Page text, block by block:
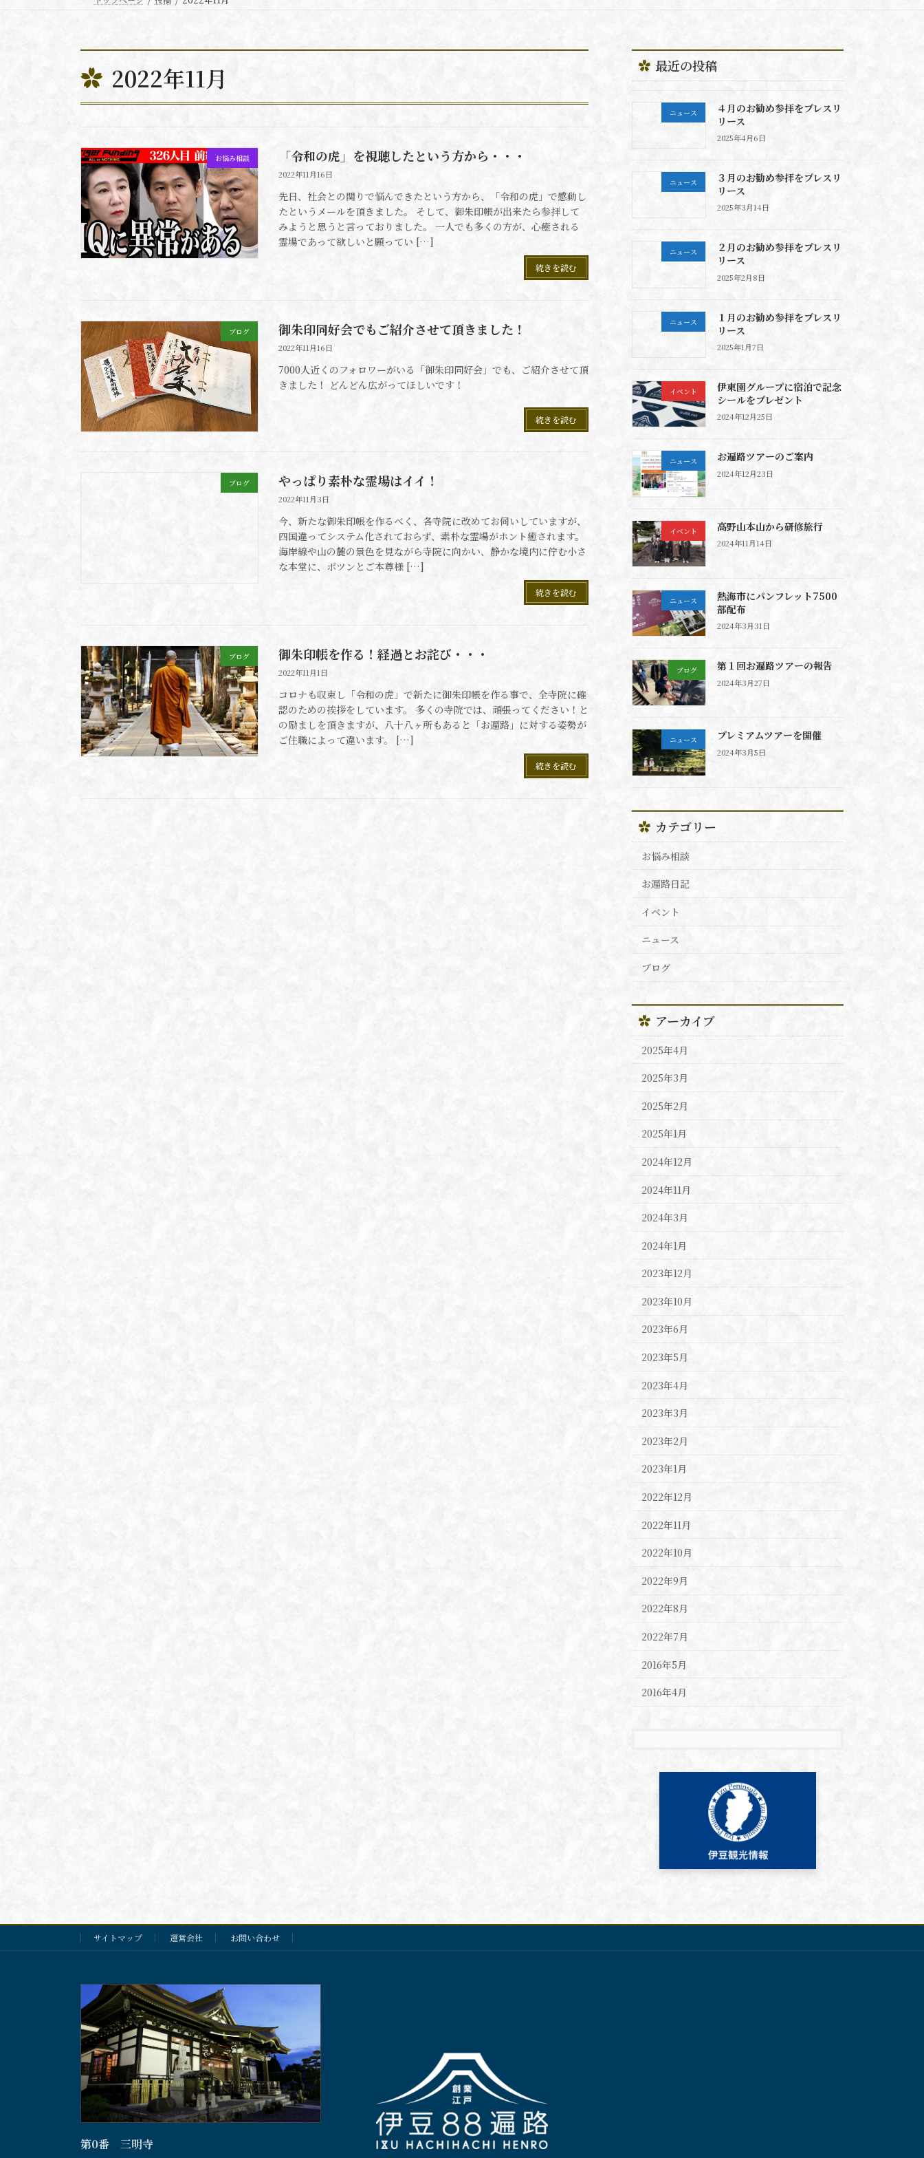
2022年11月
お悩み相談 「令和の虎」を視聴したという方から・・・
2022年11月16日
先日、社会との関りで悩んできたという方から、「令和の虎」で感動し
たというメールを頂きました。 そして、御朱印帳が出来たら参拝して
みようと思うと言っておりました。 一人でも多くの方が、心癒される
霊場であって欲しいと願ってい […]
続きを読む
ブログ 御朱印同好会でもご紹介させて頂きました！
2022年11月16日
7000人近くのフォロワーがいる「御朱印同好会」でも、ご紹介させて頂
きました！ どんどん広がってほしいです！
続きを読む
ブログ やっぱり素朴な霊場はイイ！
2022年11月3日
今、新たな御朱印帳を作るべく、各寺院に改めてお伺いしていますが、
四国違ってシステム化されておらず、素朴な霊場がホント癒されます。
海岸線や山の麓の景色を見ながら寺院に向かい、静かな境内に佇む小さ
な本堂に、ポツンとご本尊様 […]
続きを読む
ブログ 御朱印帳を作る！経過とお詫び・・・
2022年11月1日
コロナも収束し「令和の虎」で新たに御朱印帳を作る事で、全寺院に確
認のための挨拶をしています。 多くの寺院では、頑張ってください！と
の励ましを頂きますが、八十八ヶ所もあると「お遍路」に対する姿勢が
ご住職によって違います。 […]
続きを読む
最近の投稿
ニュース
４月のお勧め参拝をプレスリ
リース
2025年4月6日
ニュース
３月のお勧め参拝をプレスリ
リース
2025年3月14日
ニュース
２月のお勧め参拝をプレスリ
リース
2025年2月8日
ニュース
１月のお勧め参拝をプレスリ
リース
2025年1月7日
イベント
伊東園グループに宿泊で記念
シールをプレゼント
2024年12月25日
ニュース お遍路ツアーのご案内
2024年12月23日
イベント 高野山本山から研修旅行
2024年11月14日
ニュース
熱海市にパンフレット7500
部配布
2024年3月31日
ブログ 第１回お遍路ツアーの報告
2024年3月27日
ニュース プレミアムツアーを開催
2024年3月5日
カテゴリー
お悩み相談
お遍路日記
イベント
ニュース
ブログ
アーカイブ
2025年4月
2025年3月
2025年2月
2025年1月
2024年12月
2024年11月
2024年3月
2024年1月
2023年12月
2023年10月
2023年6月
2023年5月
2023年4月
2023年3月
2023年2月
2023年1月
2022年12月
2022年11月
2022年10月
2022年9月
2022年8月
2022年7月
2016年5月
2016年4月
サイトマップ 運営会社 お問い合わせ
第0番 三明寺